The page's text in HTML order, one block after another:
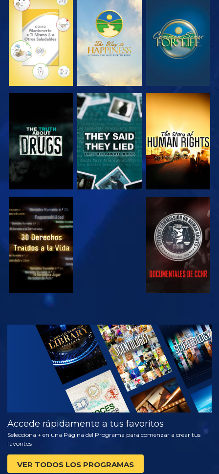
VE VE VE
VE VE
VE VE
VE
EXPLORA LAS
SERIES
Accede rápidamente a tus favoritos
Selecciona + en una Página del Programa para comenzar a crear tus
favoritos
VER TODOS LOS PROGRAMAS